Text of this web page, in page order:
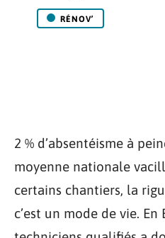
RÉNOV’
2 % d’absentéisme à
moyenne nationale
certains chantiers, la
c’est un mode de vie.